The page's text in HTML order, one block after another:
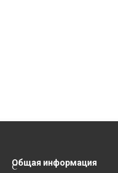
С
Общая информация